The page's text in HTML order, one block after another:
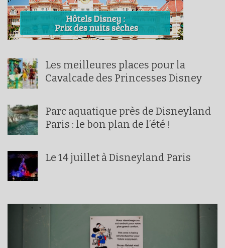
Les meilleures places pour la
Cavalcade des Princesses Disney
Parc aquatique près de Disneyland
Paris : le bon plan de l’été !
Le 14 juillet à Disneyland Paris